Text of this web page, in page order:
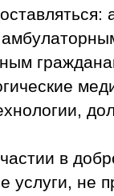
в
услуги, не